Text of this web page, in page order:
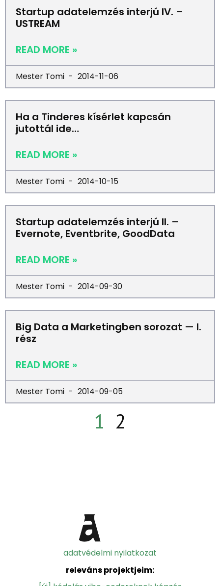
Startup adatelemzés interjú IV. –
USTREAM
READ MORE »
Mester Tomi 2014-11-06
Ha a Tinderes kísérlet kapcsán
jutottál ide…
READ MORE »
Mester Tomi 2014-10-15
Startup adatelemzés interjú II. –
Evernote, Eventbrite, GoodData
READ MORE »
Mester Tomi 2014-09-30
Big Data a Marketingben sorozat — I.
rész
READ MORE »
Mester Tomi 2014-09-05
1 2
adatvédelmi nyilatkozat
releváns projektjeim: